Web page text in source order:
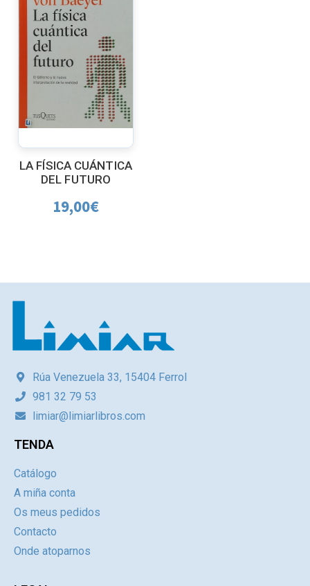
LA FÍSICA CUÁNTICA
DEL FUTURO
19,00€
Rúa Venezuela 33, 15404 Ferrol
981 32 79 53
limiar@limiarlibros.com
TENDA
Catálogo
A miña conta
Os meus pedidos
Contacto
Onde atoparnos